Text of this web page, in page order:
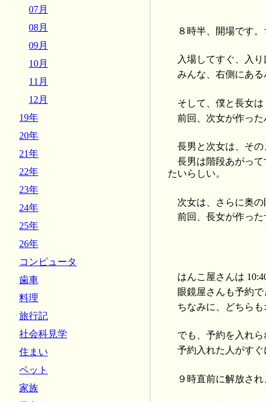
８時半、開場です
入場してすぐ、入
みんな、右側にある
そして、僕と長女は
前回、次女が作った
長男と次女は、その
長男は階段あがって
たいらしい。
次女は、さらに奥の
前回、長女が作った
はんこ屋さんは
眼鏡屋さんも予約で
ちなみに、どちら
でも、予約を入れ
予約入れた人がす
９時直前に解放され
07月
08月
09月
10月
11月
12月
19年
20年
21年
22年
23年
24年
25年
26年
コンピュータ
歯車
料理
旅行記
社会科見学
住まい
ペット
家族